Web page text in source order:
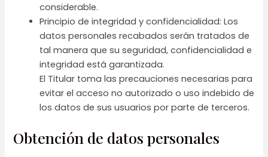
considerable.
Principio de integridad y confidencialidad: Los
datos personales recabados serán tratados de
tal manera que su seguridad, confidencialidad e
integridad está garantizada.
El Titular toma las precauciones necesarias para
evitar el acceso no autorizado o uso indebido de
los datos de sus usuarios por parte de terceros.
Obtención de datos personales